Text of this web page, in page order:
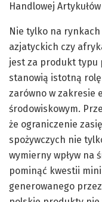
Handlowej
Nie tylko na
azjatyckich czy
jest za produkt typu
stanowią istotną
zarówno w zakresie
środowiskowym.
że ograniczenie
spożywczych nie
wymierny wpływ na
pominąć kwestii
generowanego